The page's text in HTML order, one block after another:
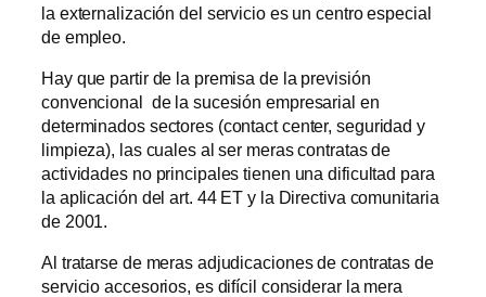
la externalización del servicio es un centro especial
de empleo.
Hay que partir de la premisa de la previsión
convencional de la sucesión empresarial en
determinados sectores (contact center, seguridad y
limpieza), las cuales al ser meras contratas de
actividades no principales tienen una dificultad para
la aplicación del art. 44 ET y la Directiva comunitaria
de 2001.
Al tratarse de meras adjudicaciones de contratas de
servicio accesorios, es difícil considerar la mera